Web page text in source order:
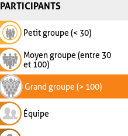
PARTICIPANTS
Petit groupe (< 30)
Moyen groupe (entre 30
et 100)
Grand groupe (> 100)
Équipe